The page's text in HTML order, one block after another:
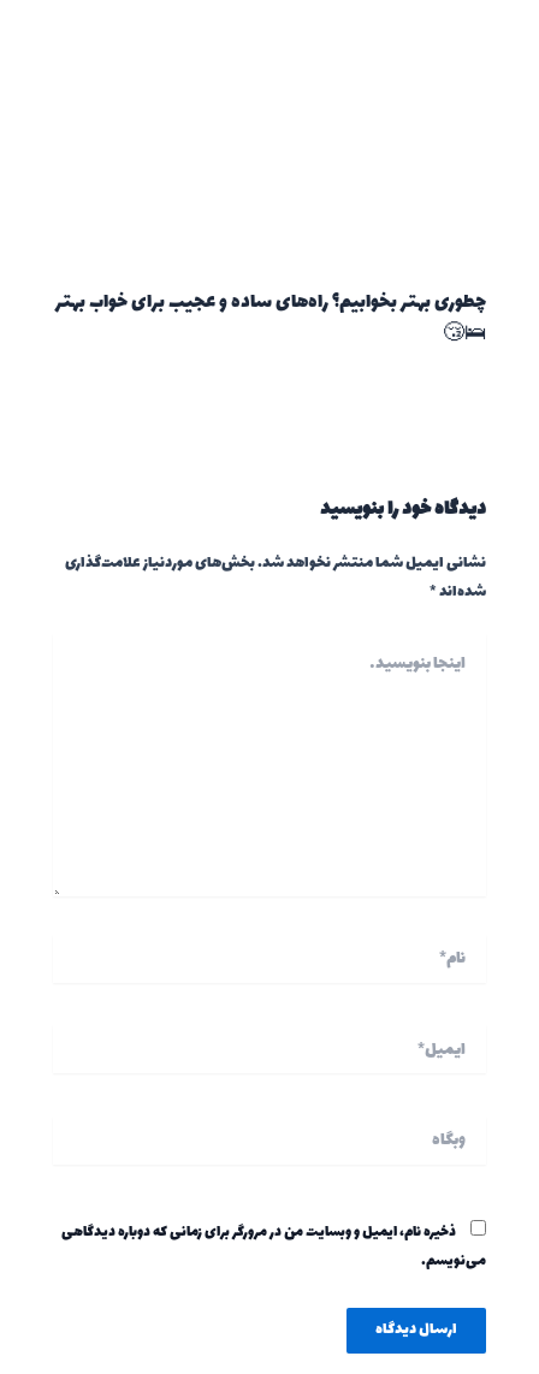
چطوری بهتر بخوابیم؟ راه‌های ساده و عجیب برای خواب بهتر
🛌😴
دیدگاه‌ خود را بنویسید
نشانی ایمیل شما منتشر نخواهد شد.بخش‌های موردنیاز علامت‌گذاری
شده‌اند*
بنویسید…
ذخیره نام، ایمیل و وبسایت من در مرورگر برای زمانی که دوباره دیدگاهی
می‌نویسم.